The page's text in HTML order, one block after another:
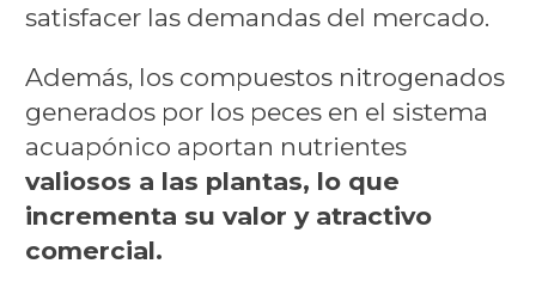
satisfacer las demandas del mercado.
Además, los compuestos nitrogenados
generados por los peces en el sistema
acuapónico aportan nutrientes
valiosos a las plantas, lo que
incrementa su valor y atractivo
comercial.